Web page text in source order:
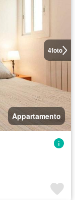
4foto
Appartamento